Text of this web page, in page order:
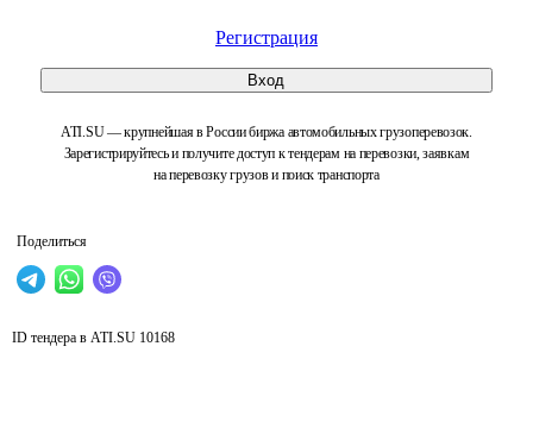
Регистрация
Вход
ATI.SU — крупнейшая в России биржа автомобильных грузоперевозок.
Зарегистрируйтесь и получите доступ к тендерам на перевозки, заявкам
на перевозку грузов и поиск транспорта
Поделиться
ID тендера в ATI.SU 10168